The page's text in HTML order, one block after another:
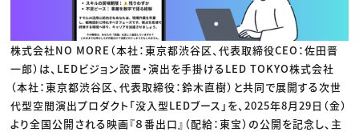
株式会社NO MORE（本社：東京都渋谷区、代表取締役CEO：佐田晋
一郎）は、LEDビジョン設置・演出を手掛けるLED TOKYO株式会社
（本社：東京都渋谷区、代表取締役：鈴木直樹）と共同で展開する次世
代型空間演出プロダクト「没入型LEDブース」を、2025年8月29日（金）
より全国公開される映画『８番出口』（配給：東宝）の公開を記念し、主